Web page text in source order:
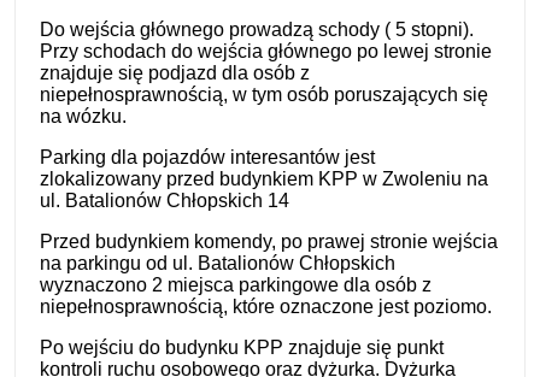
Do wejścia głównego prowadzą schody ( 5 stopni).
Przy schodach do wejścia głównego po lewej stronie
znajduje się podjazd dla osób z
niepełnosprawnością, w tym osób poruszających się
na wózku.
Parking dla pojazdów interesantów jest
zlokalizowany przed budynkiem KPP w Zwoleniu na
ul. Batalionów Chłopskich 14
Przed budynkiem komendy, po prawej stronie wejścia
na parkingu od ul. Batalionów Chłopskich
wyznaczono 2 miejsca parkingowe dla osób z
niepełnosprawnością, które oznaczone jest poziomo.
Po wejściu do budynku KPP znajduje się punkt
kontroli ruchu osobowego oraz dyżurka. Dyżurka